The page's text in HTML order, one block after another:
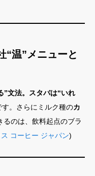
“温”メニューと
”文法。スタバは“いれ
す。さらにミルク種のカ
るのは、飲料起点のブラ
コーヒー ジャパン)